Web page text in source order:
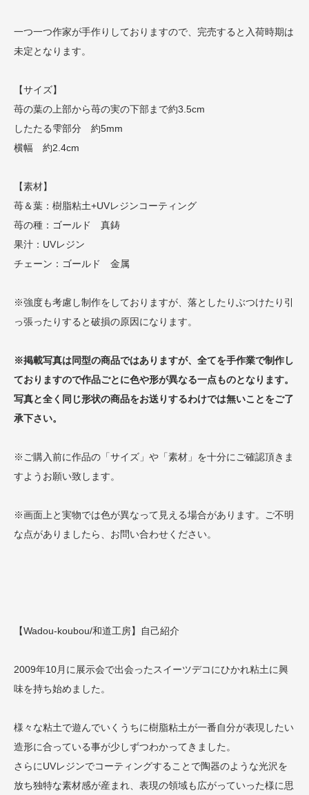
一つ一つ作家が手作りしておりますので、完売すると入荷時期は
未定となります。
【サイズ】
苺の葉の上部から苺の実の下部まで約3.5cm
したたる雫部分 約5mm
横幅 約2.4cm
【素材】
苺＆葉：樹脂粘土+UVレジンコーティング
苺の種：ゴールド 真鋳
果汁：UVレジン
チェーン：ゴールド 金属
※強度も考慮し制作をしておりますが、落としたりぶつけたり引
っ張ったりすると破損の原因になります。
※掲載写真は同型の商品ではありますが、全てを手作業で制作し
ておりますので作品ごとに色や形が異なる一点ものとなります。
写真と全く同じ形状の商品をお送りするわけでは無いことをご了
承下さい。
※ご購入前に作品の「サイズ」や「素材」を十分にご確認頂きま
すようお願い致します。
※画面上と実物では色が異なって見える場合があります。ご不明
な点がありましたら、お問い合わせください。
【Wadou-koubou/和道工房】自己紹介
2009年10月に展示会で出会ったスイーツデコにひかれ粘土に興
味を持ち始めました。
様々な粘土で遊んでいくうちに樹脂粘土が一番自分が表現したい
造形に合っている事が少しずつわかってきました。
さらにUVレジンでコーティングすることで陶器のような光沢を
放ち独特な素材感が産まれ、表現の領域も広がっていった様に思